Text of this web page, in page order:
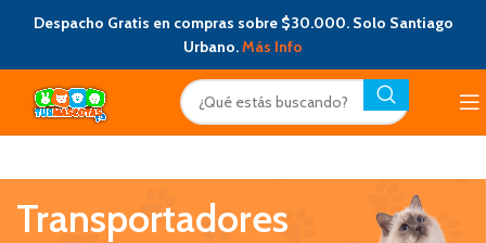
Despacho Gratis en compras sobre $30.000. Solo Santiago
Urbano.Más Info
Transportadores